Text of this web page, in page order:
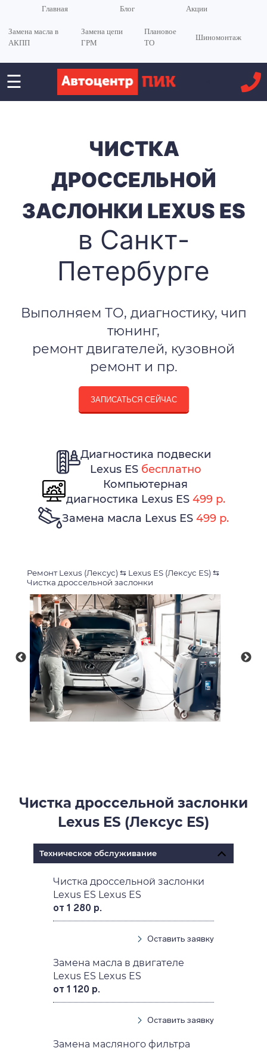
Главная Блог Акции
Замена масла в
АКПП
Замена цепи
ГРМ
Плановое
ТО
Шиномонтаж
☰
ЧИСТКА
ДРОССЕЛЬНОЙ
ЗАСЛОНКИ LEXUS ES
в Санкт-
Петербурге
Выполняем ТО, диагностику, чип
тюнинг,
ремонт двигателей, кузовной
ремонт и пр.
ЗАПИСАТЬСЯ СЕЙЧАС
Диагностика подвески
Lexus ES бесплатно
Компьютерная
диагностика Lexus ES 499 р.
Замена масла Lexus ES 499 р.
Ремонт Lexus (Лексус) ⇆ Lexus ES (Лексус ES) ⇆
Чистка дроссельной заслонки
Чистка дроссельной заслонки
Lexus ES (Лексус ES)
Техническое обслуживание
Чистка дроссельной заслонки
Lexus ES Lexus ES
от 1 280 р.
Оставить заявку
Замена масла в двигателе
Lexus ES Lexus ES
от 1 120 р.
Оставить заявку
Замена масляного фильтра